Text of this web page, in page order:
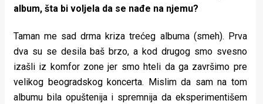
album, šta bi voljela da se nađe na njemu?
Taman me sad drma kriza trećeg albuma (smeh). Prva
dva su se desila baš brzo, a kod drugog smo svesno
izašli iz komfor zone jer smo hteli da ga završimo pre
velikog beogradskog koncerta. Mislim da sam na tom
albumu bila opuštenija i spremnija da eksperimentišem